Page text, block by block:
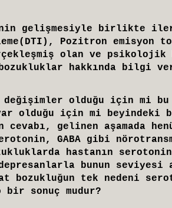
gelişmesiyle birlikte
Pozitron emisyon
olan ve psikolojik
hakkında bilgi
olduğu için mi bu
olduğu için mi beyindeki
cevabı, gelinen aşamada
GABA gibi
hastanın
bunun seviyesi
tek nedeni
bir sonuç mudur?